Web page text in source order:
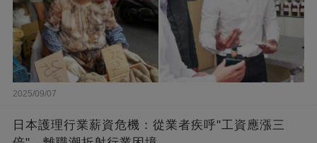
2025/09/07
日本護理行業薪資危機：從業者疾呼"工資應漲三